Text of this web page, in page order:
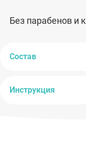
Без парабенов и
Состав
Состав:вода,
Инструкция